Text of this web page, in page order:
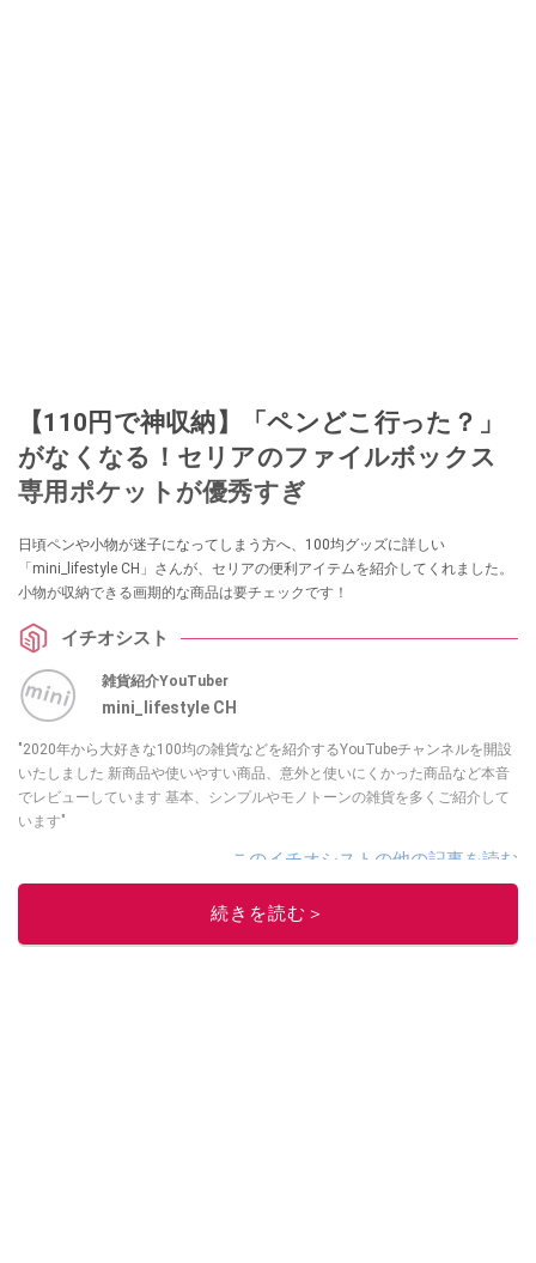
【110円で神収納】「ペンどこ行った？」
がなくなる！セリアのファイルボックス
専用ポケットが優秀すぎ
日頃ペンや小物が迷子になってしまう方へ、100均グッズに詳しい
「mini_lifestyle CH」さんが、セリアの便利アイテムを紹介してくれました。
小物が収納できる画期的な商品は要チェックです！
イチオシスト
雑貨紹介YouTuber
mini_lifestyle CH
"2020年から大好きな100均の雑貨などを紹介するYouTubeチャンネルを開設
いたしました 新商品や使いやすい商品、意外と使いにくかった商品など本音
でレビューしています 基本、シンプルやモノトーンの雑貨を多くご紹介して
います"
このイチオシストの他の記事を読む
続きを読む＞